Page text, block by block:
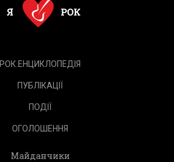
РОК.ЕНЦИКЛОПЕДІЯ
ПУБЛІКАЦІЇ
ПОДІЇ
ОГОЛОШЕННЯ
Майданчики